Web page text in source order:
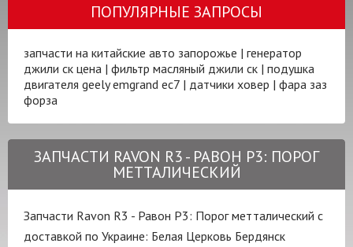
ПОПУЛЯРНЫЕ ЗАПРОСЫ
запчасти на китайские авто запорожье | генератор
джили ск цена | фильтр масляный джили ск | подушка
двигателя geely emgrand ec7 | датчики ховер | фара заз
форза
ЗАПЧАСТИ RAVON R3 - РАВОН Р3: ПОРОГ
МЕТТАЛИЧЕСКИЙ
Запчасти Ravon R3 - Равон Р3: Порог метталический с
доставкой по Украине: Белая Церковь Бердянск